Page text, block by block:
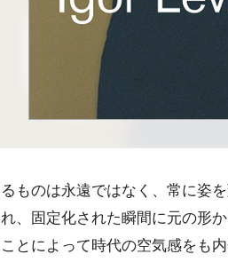
ものは永遠ではなく、常に姿
、固定化された瞬間に元の形
とによって時代の空気感をも